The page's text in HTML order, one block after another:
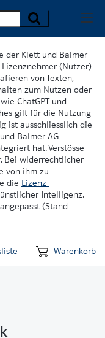
der Klett und Balmer
(Nutzer)
von Texten,
zum Nutzen oder
ChatGPT und
gilt für die Nutzung
ist ausschliesslich die
Balmer AG
hat. Verstösse
Bei widerrechtlicher
von ihm zu
die Lizenz-
Intelligenz.
(Stand
Warenkorb